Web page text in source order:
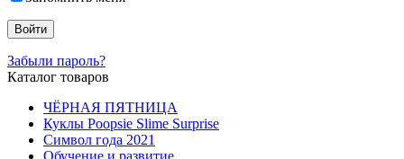
Забыли пароль?
Каталог товаров
ЧЁРНАЯ ПЯТНИЦА
Куклы Poopsie Slime Surprise
Символ года 2021
Обучение и развитие